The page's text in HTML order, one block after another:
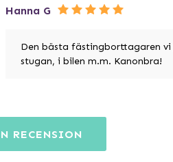
Hanna G
Den bästa fästingborttagaren
stugan, i bilen m.m. Kanonbra!
RECENSION